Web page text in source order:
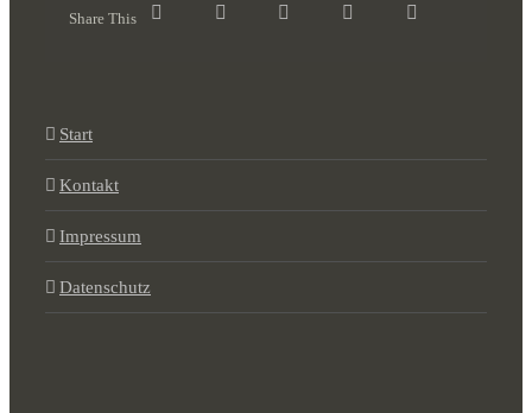
Share This
Start
Kontakt
Impressum
Datenschutz